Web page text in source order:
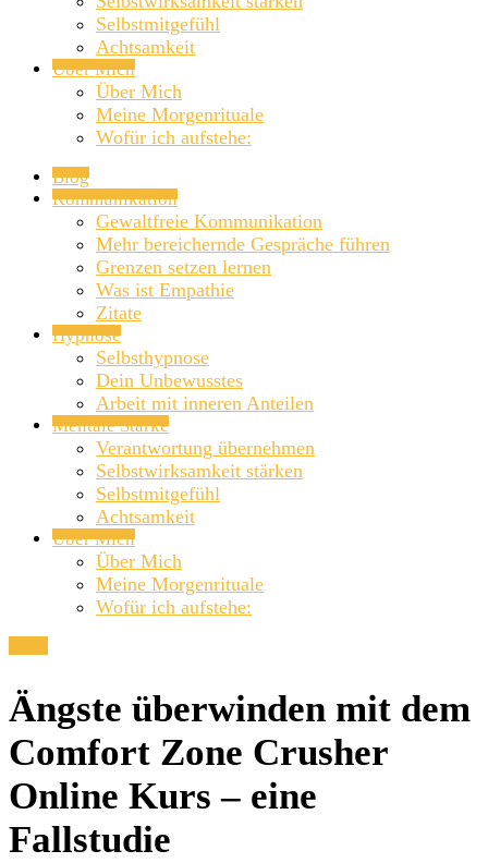
Selbstmitgefühl
Achtsamkeit
Über Mich
Über Mich
Meine Morgenrituale
Wofür ich aufstehe:
Blog
Kommunikation
Gewaltfreie Kommunikation
Mehr bereichernde Gespräche führen
Grenzen setzen lernen
Was ist Empathie
Zitate
Hypnose
Selbsthypnose
Dein Unbewusstes
Arbeit mit inneren Anteilen
Mentale Stärke
Verantwortung übernehmen
Selbstwirksamkeit stärken
Selbstmitgefühl
Achtsamkeit
Über Mich
Über Mich
Meine Morgenrituale
Wofür ich aufstehe:
Ängste überwinden mit dem
Comfort Zone Crusher
Online Kurs – eine
Fallstudie